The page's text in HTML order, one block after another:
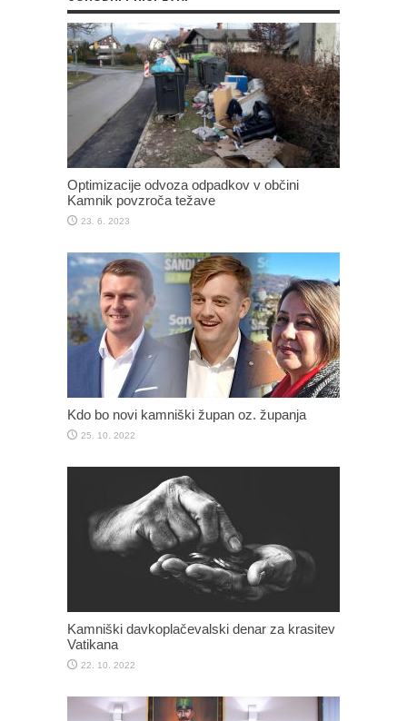
Optimizacije odvoza odpadkov v občini
Kamnik povzroča težave
23. 6. 2023
Kdo bo novi kamniški župan oz. županja
25. 10. 2022
Kamniški davkoplačevalski denar za krasitev
Vatikana
22. 10. 2022